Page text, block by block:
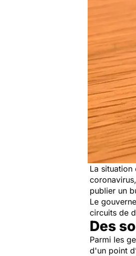
La situation
publier un
Le
circuits de
Des
Parmi les
d'un point